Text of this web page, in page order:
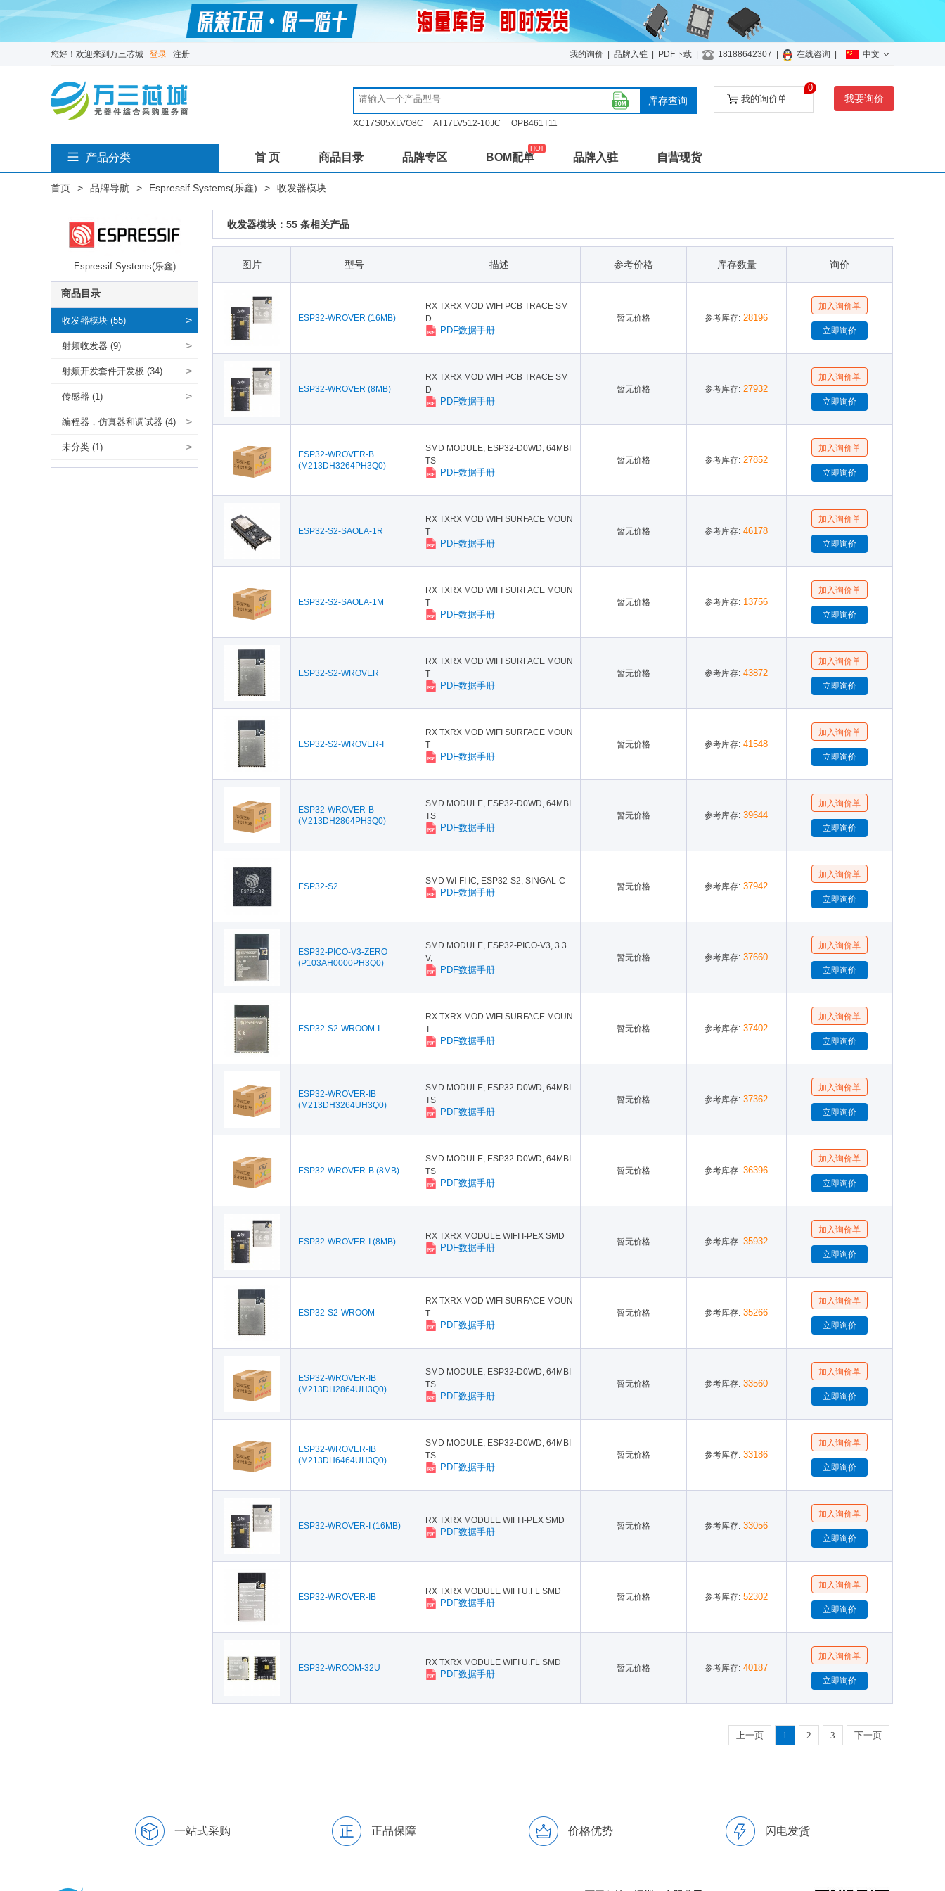
您好！欢迎来到万三芯城 登录 注册 我的询价 品牌入驻 PDF下载 18188642307 在线咨询 中文
库存查询
XC17S05XLVO8C AT17LV512-10JC OPB461T11
我的询价单
0
我要询价
产品分类 首 页 商品目录 品牌专区 BOM配单 品牌入驻 自营现货
首页 > 品牌导航 > Espressif Systems(乐鑫) > 收发器模块
Espressif Systems(乐鑫)
商品目录
收发器模块 (55) >
射频收发器 (9) >
射频开发套件开发板 (34) >
传感器 (1) >
编程器，仿真器和调试器 (4) >
未分类 (1) >
收发器模块：55 条相关产品
图片 型号 描述 参考价格 库存数量 询价
ESP32-WROVER (16MB)
RX TXRX MOD WIFI PCB TRACE SM
D
PDF数据手册
暂无价格 参考库存: 28196
ESP32-WROVER (8MB)
RX TXRX MOD WIFI PCB TRACE SM
D
PDF数据手册
暂无价格 参考库存: 27932
ESP32-WROVER-B
(M213DH3264PH3Q0)
SMD MODULE, ESP32-D0WD, 64MBI
TS
PDF数据手册
暂无价格 参考库存: 27852
ESP32-S2-SAOLA-1R
RX TXRX MOD WIFI SURFACE MOUN
T
PDF数据手册
暂无价格 参考库存: 46178
ESP32-S2-SAOLA-1M
RX TXRX MOD WIFI SURFACE MOUN
T
PDF数据手册
暂无价格 参考库存: 13756
ESP32-S2-WROVER
RX TXRX MOD WIFI SURFACE MOUN
T
PDF数据手册
暂无价格 参考库存: 43872
ESP32-S2-WROVER-I
RX TXRX MOD WIFI SURFACE MOUN
T
PDF数据手册
暂无价格 参考库存: 41548
ESP32-WROVER-B
(M213DH2864PH3Q0)
SMD MODULE, ESP32-D0WD, 64MBI
TS
PDF数据手册
暂无价格 参考库存: 39644
ESP32-S2
SMD WI-FI IC, ESP32-S2, SINGAL-C
PDF数据手册
暂无价格 参考库存: 37942
ESP32-PICO-V3-ZERO
(P103AH0000PH3Q0)
SMD MODULE, ESP32-PICO-V3, 3.3
V,
PDF数据手册
暂无价格 参考库存: 37660
ESP32-S2-WROOM-I
RX TXRX MOD WIFI SURFACE MOUN
T
PDF数据手册
暂无价格 参考库存: 37402
ESP32-WROVER-IB
(M213DH3264UH3Q0)
SMD MODULE, ESP32-D0WD, 64MBI
TS
PDF数据手册
暂无价格 参考库存: 37362
ESP32-WROVER-B (8MB)
SMD MODULE, ESP32-D0WD, 64MBI
TS
PDF数据手册
暂无价格 参考库存: 36396
ESP32-WROVER-I (8MB)
RX TXRX MODULE WIFI I-PEX SMD
PDF数据手册
暂无价格 参考库存: 35932
ESP32-S2-WROOM
RX TXRX MOD WIFI SURFACE MOUN
T
PDF数据手册
暂无价格 参考库存: 35266
ESP32-WROVER-IB
(M213DH2864UH3Q0)
SMD MODULE, ESP32-D0WD, 64MBI
TS
PDF数据手册
暂无价格 参考库存: 33560
ESP32-WROVER-IB
(M213DH6464UH3Q0)
SMD MODULE, ESP32-D0WD, 64MBI
TS
PDF数据手册
暂无价格 参考库存: 33186
ESP32-WROVER-I (16MB)
RX TXRX MODULE WIFI I-PEX SMD
PDF数据手册
暂无价格 参考库存: 33056
ESP32-WROVER-IB
RX TXRX MODULE WIFI U.FL SMD
PDF数据手册
暂无价格 参考库存: 52302
ESP32-WROOM-32U
RX TXRX MODULE WIFI U.FL SMD
PDF数据手册
暂无价格 参考库存: 40187
上一页 1 2 3 下一页
一站式采购 正品保障 价格优势 闪电发货